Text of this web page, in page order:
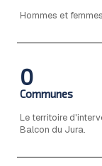
Hommes et
0
Communes
Le territoire
Balcon du Jura.